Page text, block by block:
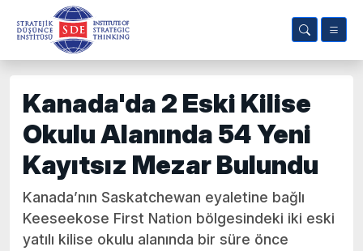
Kanada'da 2 Eski Kilise
Okulu Alanında 54 Yeni
Kayıtsız Mezar Bulundu
Kanada’nın Saskatchewan eyaletine bağlı
Keeseekose First Nation bölgesindeki iki eski
yatılı kilise okulu alanında bir süre önce